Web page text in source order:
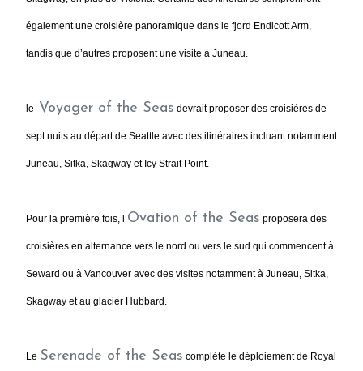
également une croisière panoramique dans le fjord Endicott Arm,
tandis que d’autres proposent une visite à Juneau.
le Voyager of the Seas devrait proposer des croisières de
sept nuits au départ de Seattle avec des itinéraires incluant notamment
Juneau, Sitka, Skagway et Icy Strait Point.
Pour la première fois, l’Ovation of the Seas proposera des
croisières en alternance vers le nord ou vers le sud qui commencent à
Seward ou à Vancouver avec des visites notamment à Juneau, Sitka,
Skagway et au glacier Hubbard.
Le Serenade of the Seas complète le déploiement de Royal